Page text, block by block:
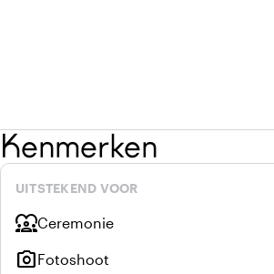
Kenmerken
UITSTEKEND VOOR
diversity_1Ceremonie
photo_cameraFotoshoot